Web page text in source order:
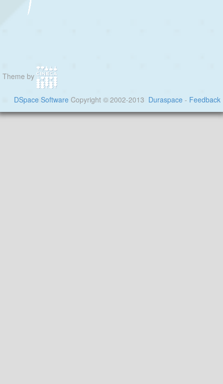
Theme by
DSpace Software Copyright © 2002-2013 Duraspace - Feedback